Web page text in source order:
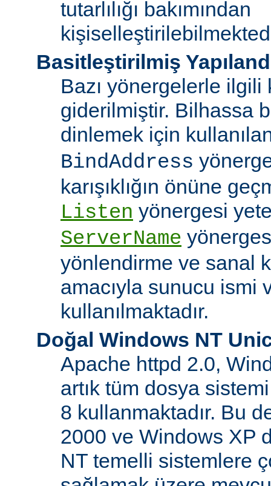
tutarlılığı bakımından
Basitleştirilmiş
Bazı yönergelerle ilgili
giderilmiştir. Bilhassa
dinlemek için
BindAddress
karışıklığın önüne
Listen yönergesi
ServerName
yönlendirme ve sanal
amacıyla sunucu ismi
kullanılmaktadır.
Doğal Windows NT
Apache httpd 2.0,
artık tüm dosya
8 kullanmaktadır. Bu
2000 ve Windows XP
NT temelli sistemlere